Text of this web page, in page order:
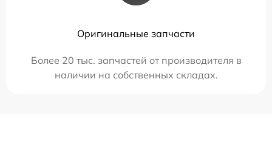
Оригинальные запчасти
Более 20 тыс. запчастей от производителя в
наличии на собственных складах.